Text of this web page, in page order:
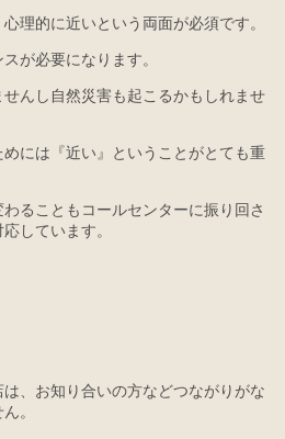
理的に近いという両面が必須です。
が必要になります。
んし自然災害も起こるかもしれませ
には『近い』ということがとても重
ることもコールセンターに振り回さ
しています。
、お知り合いの方などつながりがな
。